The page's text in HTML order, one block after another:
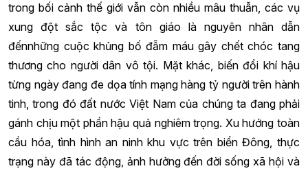
trong bối cảnh thế giới vẫn còn nhiều mâu thuẫn, các vụ
xung đột sắc tộc và tôn giáo là nguyên nhân dẫn
đếnnhững cuộc khủng bố đẫm máu gây chết chóc tang
thương cho người dân vô tội. Mặt khác, biến đổi khí hậu
từng ngày đang đe dọa tính mạng hàng tỷ người trên hành
tinh, trong đó đất nước Việt Nam của chúng ta đang phải
gánh chịu một phần hậu quả nghiêm trọng. Xu hướng toàn
cầu hóa, tình hình an ninh khu vực trên biển Đông, thực
trạng này đã tác động, ảnh hưởng đến đời sống xã hội và